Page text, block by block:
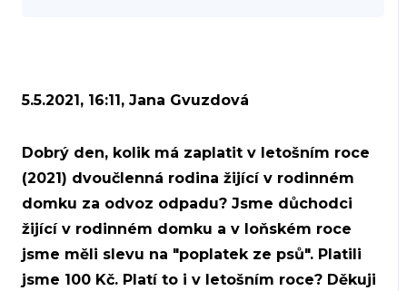
5.5.2021, 16:11, Jana Gvuzdová
Dobrý den, kolik má zaplatit v letošním roce
(2021) dvoučlenná rodina žijící v rodinném
domku za odvoz odpadu? Jsme důchodci
žijící v rodinném domku a v loňském roce
jsme měli slevu na "poplatek ze psů". Platili
jsme 100 Kč. Platí to i v letošním roce? Děkuji